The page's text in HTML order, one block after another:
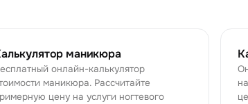
маникюра
онлайн-калькулятор
маникюра. Рассчитайте
цену на услуги ногтевого